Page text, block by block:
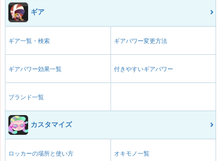
ギア
ギア一覧・検索 ギアパワー変更方法
ギアパワー効果一覧 付きやすいギアパワー
ブランド一覧
カスタマイズ
ロッカーの場所と使い方 オキモノ一覧